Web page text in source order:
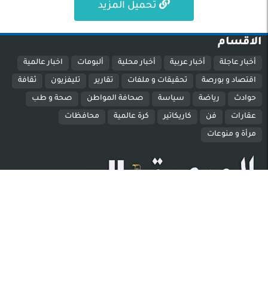
تحميل المزيد
الاقسام
أخبار عاجلة أخبار عربية أخبار محلية ألبومات اخبار عالمية
اقتصاد و بورصة تحقيقات و ملفات تقارير تليفزيون ثقافة
حوادث رياضة سياسة صحافة المواطن صحة و طب
عقارات فن كاريكاتير كرة عالمية محافظات
مرأة و منوعات